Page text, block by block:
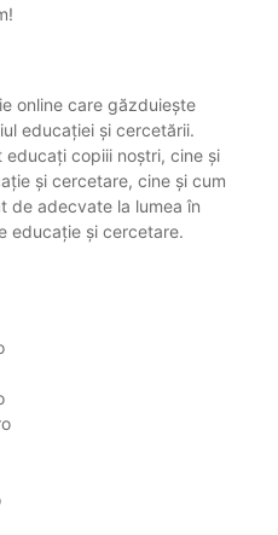
online care găzduiește
educației și cercetării.
educați copiii noștri, cine și
și cercetare, cine și cum
de adecvate la lumea în
educație și cercetare.